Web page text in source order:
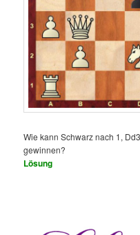
Wie kann Schwarz nach 1,
gewinnen?
Lösung